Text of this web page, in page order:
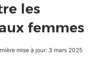
les
femmes
mise à jour: 3 mars 2025